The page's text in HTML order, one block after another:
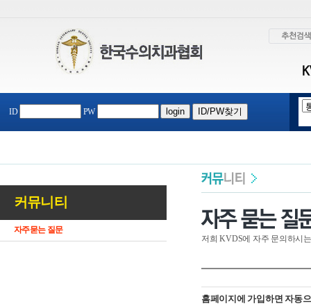
ID PW
커뮤니티
자주묻는 질문
저희 KVDS에 자주 문의하시
홈페이지에 가입하면 자동